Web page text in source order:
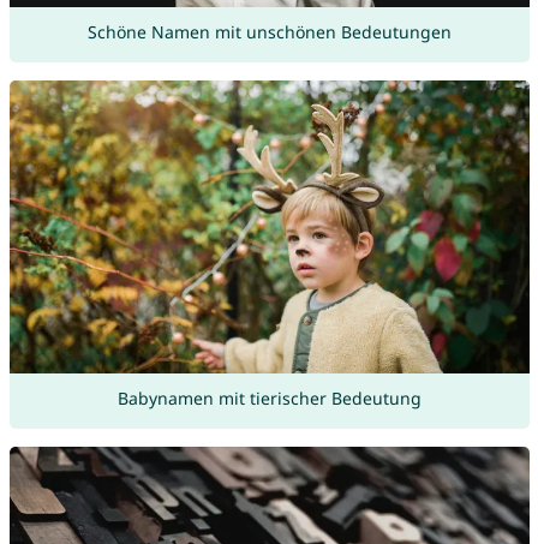
Schöne Namen mit unschönen Bedeutungen
Babynamen mit tierischer Bedeutung